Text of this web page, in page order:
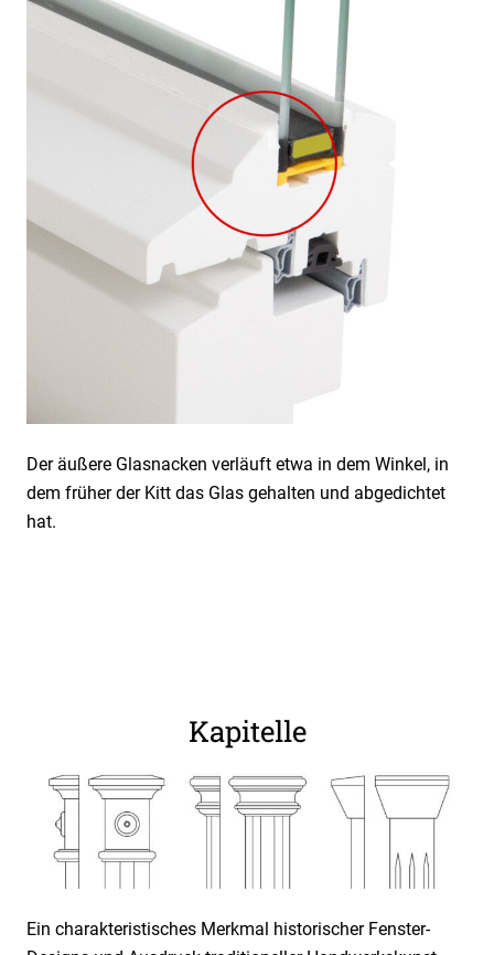
Der äußere Glasnacken verläuft etwa in dem Winkel, in
dem früher der Kitt das Glas gehalten und abgedichtet
hat.
Kapitelle
Ein charakteristisches Merkmal historischer Fenster-